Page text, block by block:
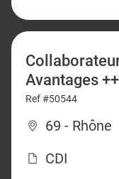
Avantages
Ref #50544
69 - Rhône
CDI